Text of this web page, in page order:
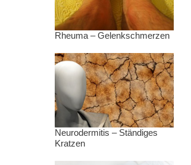
Rheuma – Gelenkschmerzen
Neurodermitis – Ständiges
Kratzen